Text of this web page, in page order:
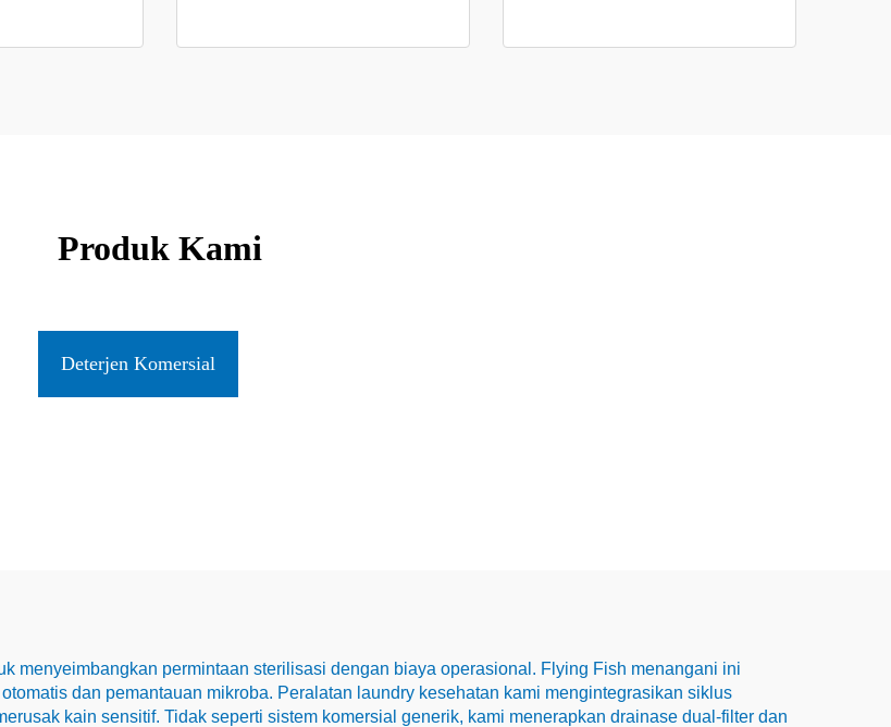
Produk Kami
Deterjen Komersial
menyeimbangkan permintaan sterilisasi dengan biaya operasional. Flying Fish menangani ini
dan pemantauan mikroba. Peralatan laundry kesehatan kami mengintegrasikan siklus
kain sensitif. Tidak seperti sistem komersial generik, kami menerapkan drainase dual-filter dan